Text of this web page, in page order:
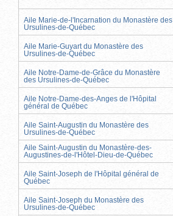
Aile Marie-de-l'Incarnation du Monastère des
Ursulines-de-Québec
Aile Marie-Guyart du Monastère des
Ursulines-de-Québec
Aile Notre-Dame-de-Grâce du Monastère
des Ursulines-de-Québec
Aile Notre-Dame-des-Anges de l'Hôpital
général de Québec
Aile Saint-Augustin du Monastère des
Ursulines-de-Québec
Aile Saint-Augustin du Monastère-des-
Augustines-de-l'Hôtel-Dieu-de-Québec
Aile Saint-Joseph de l'Hôpital général de
Québec
Aile Saint-Joseph du Monastère des
Ursulines-de-Québec